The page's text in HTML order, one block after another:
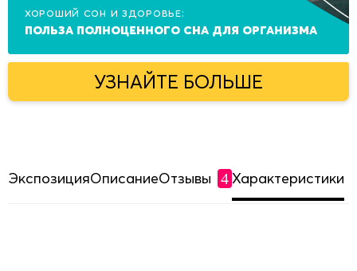
ЭкспозицияОписаниеОтзывы 4Характеристики
Хороший сон и здоровье:
польза полноценного сна для организма
УЗНАЙТЕ БОЛЬШЕ